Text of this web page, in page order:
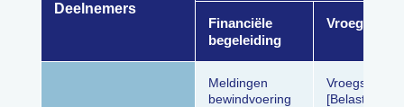
Deelnemers
Financiële
begeleiding
Meldingen
bewindvoering